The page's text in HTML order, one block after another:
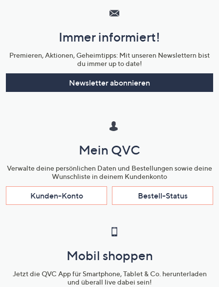
Unternehmensinformationen
Immer informiert!
Premieren, Aktionen, Geheimtipps: Mit unseren Newslettern bist
du immer up to date!
Newsletter abonnieren
Mein QVC
Verwalte deine persönlichen Daten und Bestellungen sowie deine
Wunschliste in deinem Kundenkonto
Kunden-Konto Bestell-Status
Mobil shoppen
Jetzt die QVC App für Smartphone, Tablet & Co. herunterladen
und überall live dabei sein!